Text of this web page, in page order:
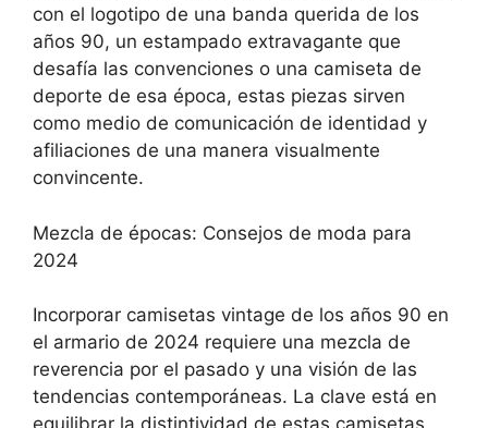
con el logotipo de una banda querida de los
años 90, un estampado extravagante que
desafía las convenciones o una camiseta de
deporte de esa época, estas piezas sirven
como medio de comunicación de identidad y
afiliaciones de una manera visualmente
convincente.
Mezcla de épocas: Consejos de moda para
2024
Incorporar camisetas vintage de los años 90 en
el armario de 2024 requiere una mezcla de
reverencia por el pasado y una visión de las
tendencias contemporáneas. La clave está en